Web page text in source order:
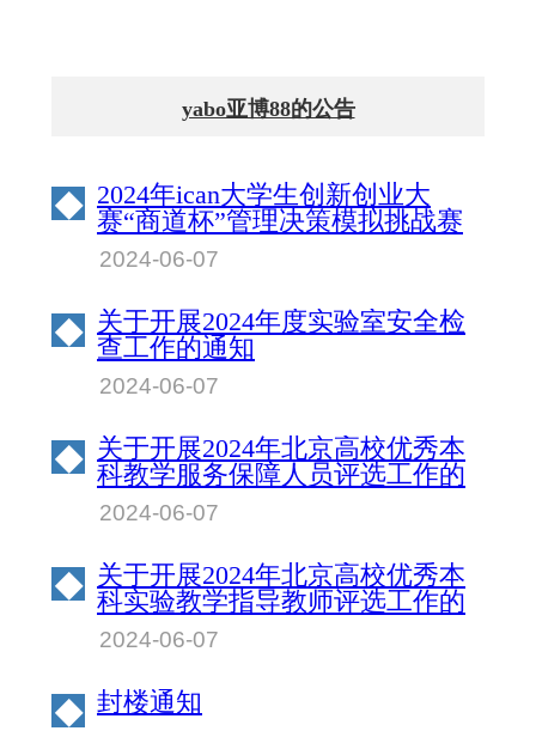
yabo亚博88的公告
◆ 2024年ican大学生创新创业大
赛“商道杯”管理决策模拟挑战赛
北京物资学院校园赛成绩公示
2024-06-07
◆ 关于开展2024年度实验室安全检
查工作的通知
2024-06-07
◆ 关于开展2024年北京高校优秀本
科教学服务保障人员评选工作的
通知
2024-06-07
◆ 关于开展2024年北京高校优秀本
科实验教学指导教师评选工作的
通知
2024-06-07
◆ 封楼通知